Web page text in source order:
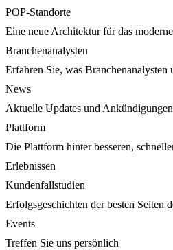
POP-Standorte
Eine neue Architektur für das
Branchenanalysten
Erfahren Sie, was Branchenanalysten
News
Aktuelle Updates und Ankündigungen
Plattform
Die Plattform hinter besseren,
Erlebnissen
Kundenfallstudien
Erfolgsgeschichten der besten Seiten
Events
Treffen Sie uns persönlich